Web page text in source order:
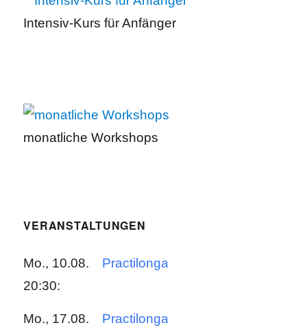
Intensiv-Kurs für Anfänger
monatliche Workshops
VERANSTALTUNGEN
Mo., 10.08.
20:30:
Practilonga
Mo., 17.08.
Practilonga